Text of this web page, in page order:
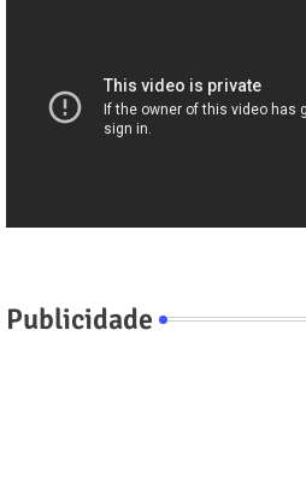
Publicidade